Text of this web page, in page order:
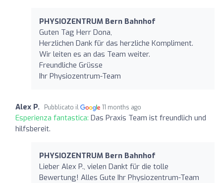
PHYSIOZENTRUM Bern Bahnhof
Guten Tag Herr Dona,
Herzlichen Dank für das herzliche Kompliment.
Wir leiten es an das Team weiter.
Freundliche Grüsse
Ihr Physiozentrum-Team
Alex P. Pubblicato il 11 months ago
Esperienza fantastica: Das Praxis Team ist freundlich und
hilfsbereit.
PHYSIOZENTRUM Bern Bahnhof
Lieber Alex P., vielen Dankt für die tolle
Bewertung! Alles Gute Ihr Physiozentrum-Team